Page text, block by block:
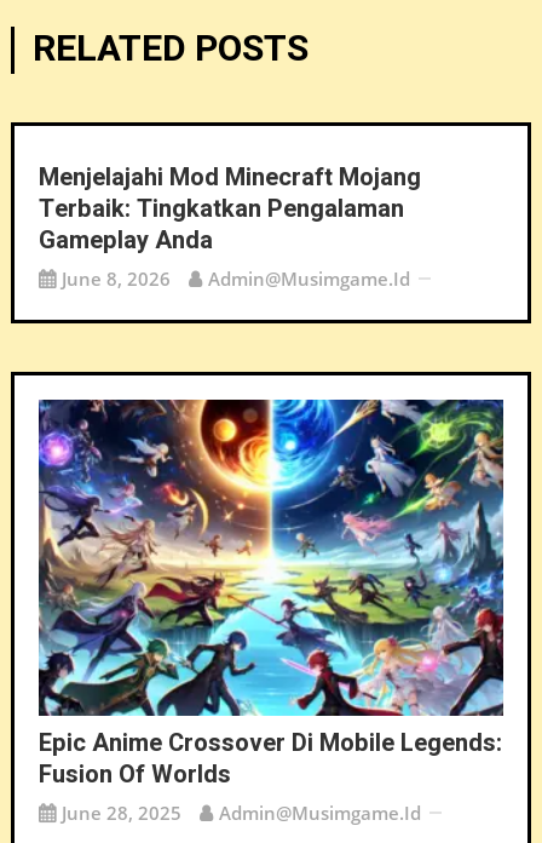
RELATED POSTS
Menjelajahi Mod Minecraft Mojang
Terbaik: Tingkatkan Pengalaman
Gameplay Anda
June 8, 2026 Admin@musimgame.id
Epic Anime Crossover Di Mobile Legends:
Fusion Of Worlds
June 28, 2025 Admin@musimgame.id